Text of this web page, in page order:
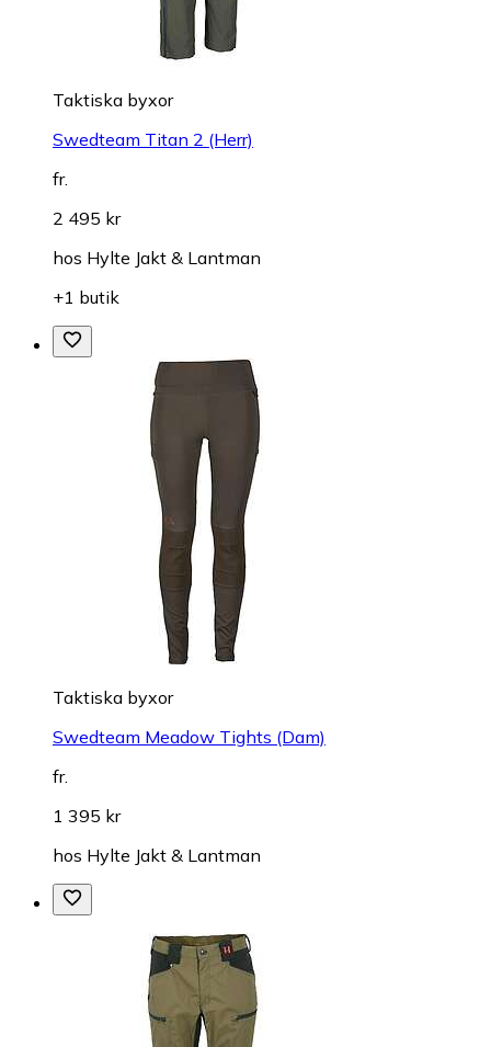
Taktiska byxor
Swedteam Titan 2 (Herr)
fr.
2 495 kr
hos Hylte Jakt & Lantman
+1 butik
Taktiska byxor
Swedteam Meadow Tights (Dam)
fr.
1 395 kr
hos Hylte Jakt & Lantman